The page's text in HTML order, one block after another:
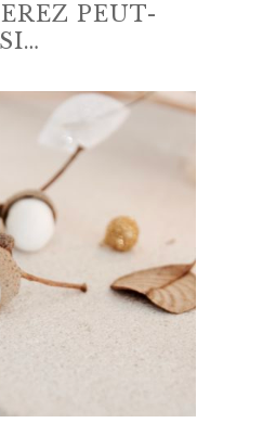
PEUT-